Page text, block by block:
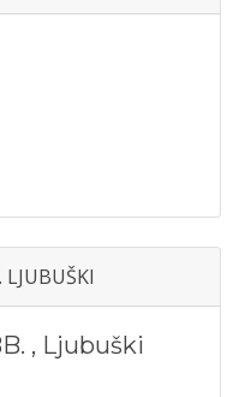
LJUBUŠKI
, Ljubuški